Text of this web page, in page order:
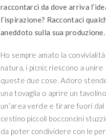
raccontarci da dove arriva
l’ispirazione? Raccontaci
aneddoto sulla sua produzione.
Ho sempre amato la
natura, i picnic riescono a unire
queste due cose. Adoro
una tovaglia o aprire un
un’area verde e tirare fuori dal
cestino piccoli bocconcini
da poter condividere con le